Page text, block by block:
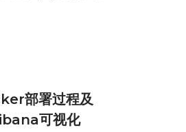
部署过程及
可视化